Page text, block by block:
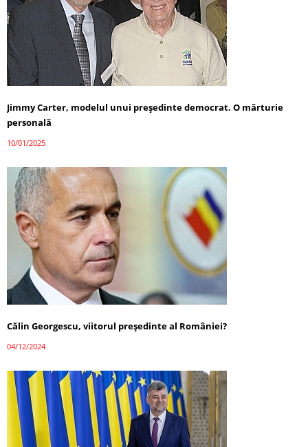
Jimmy Carter, modelul unui președinte democrat. O mărturie
personală
10/01/2025
Călin Georgescu, viitorul președinte al României?
04/12/2024